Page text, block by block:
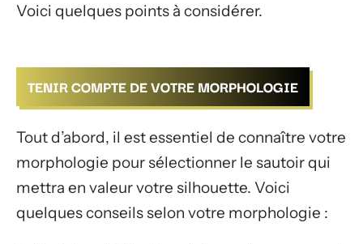
Voici quelques points à considérer.
TENIR COMPTE DE VOTRE MORPHOLOGIE
Tout d’abord, il est essentiel de connaître votre
morphologie pour sélectionner le sautoir qui
mettra en valeur votre silhouette. Voici
quelques conseils selon votre morphologie :